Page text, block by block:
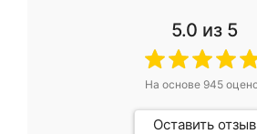
5.0 из 5
На основе 945
Оставить отзыв